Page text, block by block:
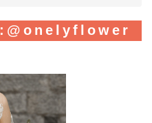
:@onelyflower